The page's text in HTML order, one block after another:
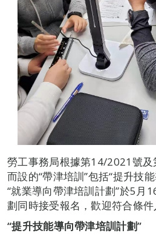
勞工事務局根據第14/2021號
而設的“帶津培訓”包括“提升技
“就業導向帶津培訓計劃”於5月
劃同時接受報名，歡迎符合條件
“提升技能導向帶津培訓計劃”